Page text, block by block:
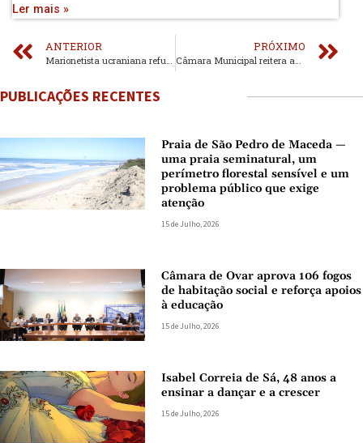
Ler mais »
ANTERIOR PRÓXIMO
PUBLICAÇÕES RECENTES
Praia de São Pedro de Maceda —
uma praia seminatural, um
perímetro florestal sensível e um
problema público que exige
atenção
15 de Julho, 2026
Câmara de Ovar aprova 106 fogos
de habitação social e reforça apoios
à educação
15 de Julho, 2026
Isabel Correia de Sá, 48 anos a
ensinar a dançar e a crescer
15 de Julho, 2026